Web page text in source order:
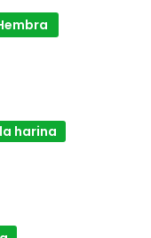
harina